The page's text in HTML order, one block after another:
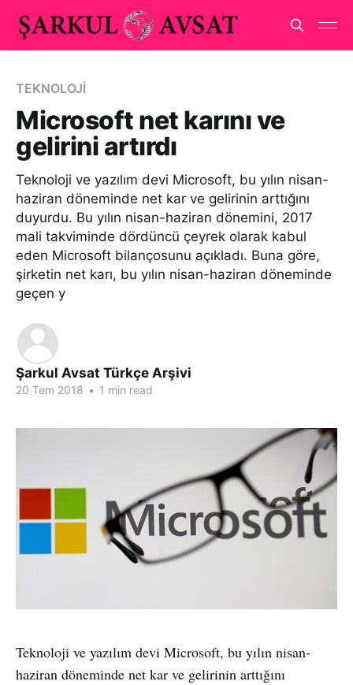
TEKNOLOJİ
Microsoft net karını ve
gelirini artırdı
Teknoloji ve yazılım devi Microsoft, bu yılın nisan-
haziran döneminde net kar ve gelirinin arttığını
duyurdu. Bu yılın nisan-haziran dönemini, 2017
mali takviminde dördüncü çeyrek olarak kabul
eden Microsoft bilançosunu açıkladı. Buna göre,
şirketin net karı, bu yılın nisan-haziran döneminde
geçen y
Şarkul Avsat Türkçe Arşivi
20 Tem 2018 • 1 min read
Teknoloji ve yazılım devi Microsoft, bu yılın nisan-
haziran döneminde net kar ve gelirinin arttığını